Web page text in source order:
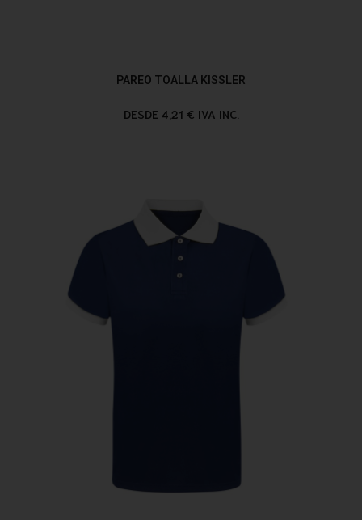
PAREO TOALLA KISSLER
DESDE 4,21 € IVA INC.